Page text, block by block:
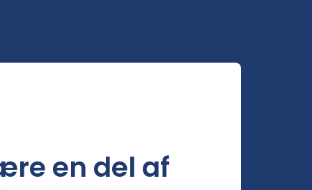
en del af